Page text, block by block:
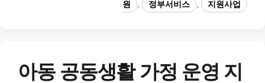
리
원
, 정부서비스 , 지원사업
아동 공동생활 가정 운영 지